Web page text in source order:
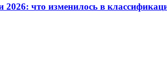
2026: что изменилось в